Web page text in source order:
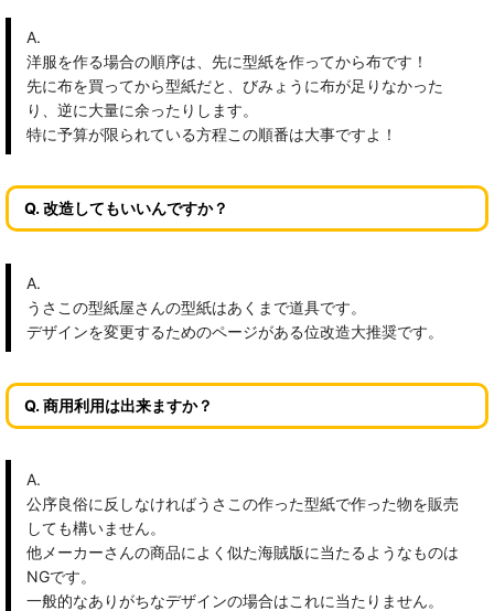
A.
洋服を作る場合の順序は、先に型紙を作ってから布です！
先に布を買ってから型紙だと、びみょうに布が足りなかった
り、逆に大量に余ったりします。
特に予算が限られている方程この順番は大事ですよ！
Q. 改造してもいいんですか？
A.
うさこの型紙屋さんの型紙はあくまで道具です。
デザインを変更するためのページがある位改造大推奨です。
Q. 商用利用は出来ますか？
A.
公序良俗に反しなければうさこの作った型紙で作った物を販売
しても構いません。
他メーカーさんの商品によく似た海賊版に当たるようなものは
NGです。
一般的なありがちなデザインの場合はこれに当たりません。